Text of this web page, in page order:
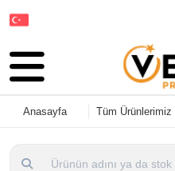
Anasayfa Tüm Ürünlerimiz